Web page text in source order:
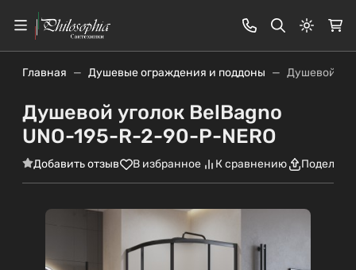
Главная Душевые ограждения и поддоны Душевой
Душевой уголок BelBagno
UNO-195-R-2-90-P-NERO
Добавить отзыв В избранное К сравнению